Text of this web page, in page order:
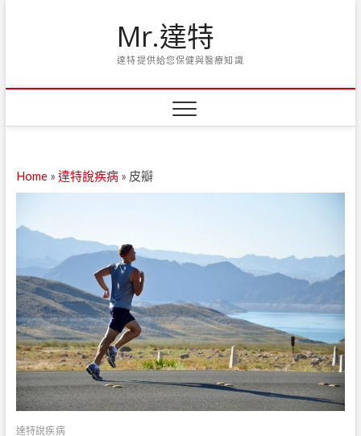
Mr.達特
達特提供給您保健與醫療知識
Home» 達特說疾病» 皮瓣
達特說疾病